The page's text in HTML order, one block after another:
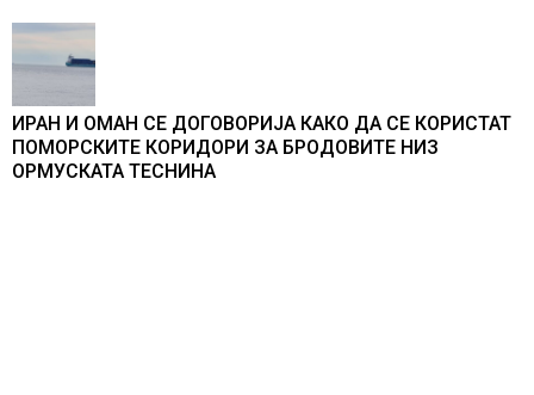
ИРАН И ОМАН СЕ ДОГОВОРИЈА КАКО ДА СЕ КОРИСТАТ
ПОМОРСКИТЕ КОРИДОРИ ЗА БРОДОВИТЕ НИЗ
ОРМУСКАТА ТЕСНИНА